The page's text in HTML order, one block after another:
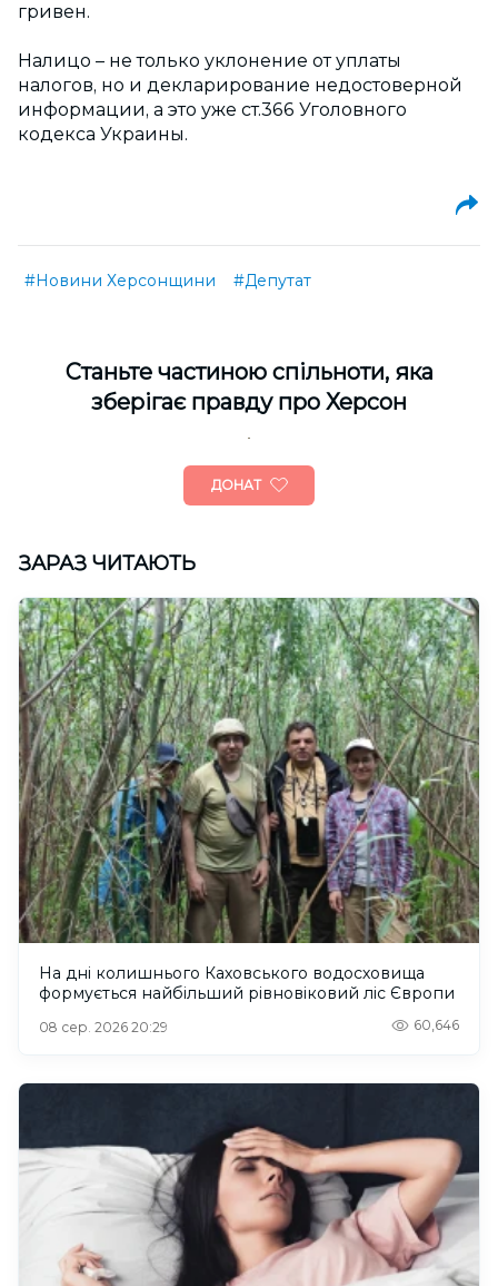
гривен.
Налицо – не только уклонение от уплаты
налогов, но и декларирование недостоверной
информации, а это уже ст.366 Уголовного
кодекса Украины.
#Новини Херсонщини #Депутат
Cтаньте частиною спільноти, яка
зберігає правду про Херсон
ДОНАТ
ЗАРАЗ ЧИТАЮТЬ
На дні колишнього Каховського водосховища
формується найбільший рівновіковий ліс Європи
08 сер. 2026 20:29 60,646